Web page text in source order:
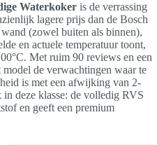
Waterkoker is de verrassing
lagere prijs dan de Bosch
(zowel buiten als binnen),
en actuele temperatuur toont,
Met ruim 90 reviews en een
de verwachtingen waar te
is met een afwijking van 2-
deze klasse: de volledig RVS
en geeft een premium